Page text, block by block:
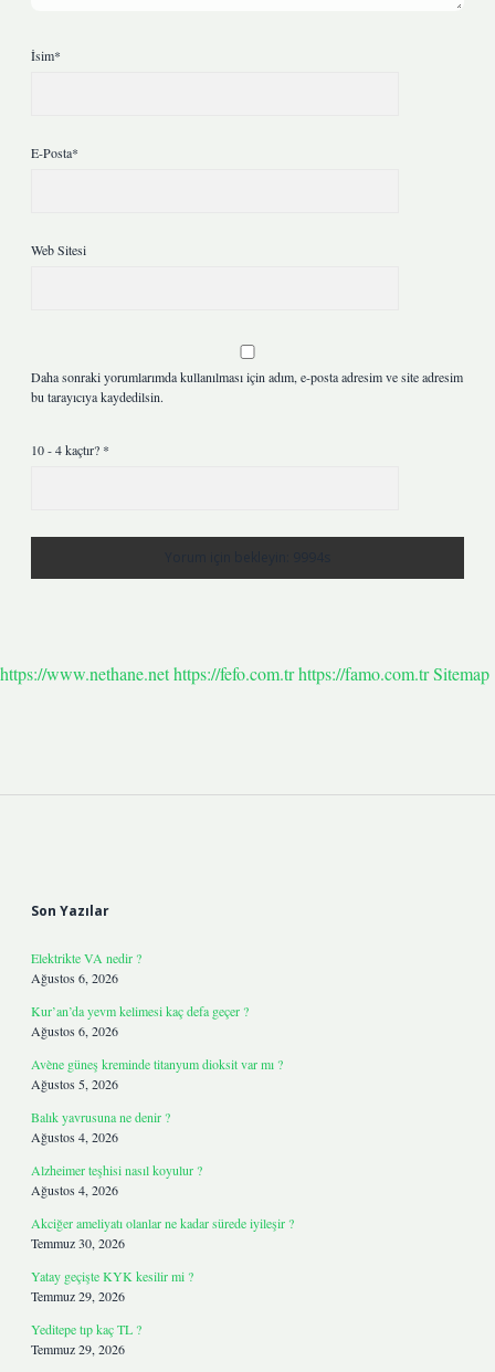
İsim*
E-Posta*
Web Sitesi
Daha sonraki yorumlarımda kullanılması için adım, e-posta adresim ve site adresim
bu tarayıcıya kaydedilsin.
10 - 4 kaçtır? *
https://www.nethane.nethttps://fefo.com.trhttps://famo.com.trSitemap
Son Yazılar
Elektrikte VA nedir ?
Ağustos 6, 2026
Kur’an’da yevm kelimesi kaç defa geçer ?
Ağustos 6, 2026
Avène güneş kreminde titanyum dioksit var mı ?
Ağustos 5, 2026
Balık yavrusuna ne denir ?
Ağustos 4, 2026
Alzheimer teşhisi nasıl koyulur ?
Ağustos 4, 2026
Akciğer ameliyatı olanlar ne kadar sürede iyileşir ?
Temmuz 30, 2026
Yatay geçişte KYK kesilir mi ?
Temmuz 29, 2026
Yeditepe tıp kaç TL ?
Temmuz 29, 2026